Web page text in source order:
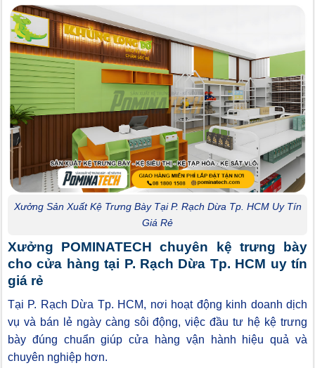
Xưởng Sản Xuất Kệ Trưng Bày Tại P. Rạch Dừa Tp. HCM Uy Tín
Giá Rẻ
Xưởng POMINATECH chuyên kệ trưng bày
cho cửa hàng tại P. Rạch Dừa Tp. HCM uy tín
giá rẻ
Tại P. Rạch Dừa Tp. HCM, nơi hoạt động kinh doanh dịch
vụ và bán lẻ ngày càng sôi động, việc đầu tư hệ kệ trưng
bày đúng chuẩn giúp cửa hàng vận hành hiệu quả và
chuyên nghiệp hơn.